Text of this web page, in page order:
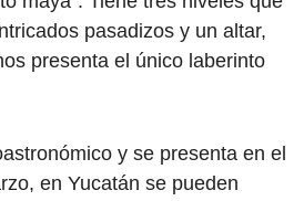
pasadizos y un altar,
presenta el único laberinto
y se presenta en el
en Yucatán se pueden